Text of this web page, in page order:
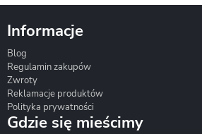
Informacje
Blog
Regulamin zakupów
Zwroty
Reklamacje produktów
Polityka prywatności
Gdzie się mieścimy